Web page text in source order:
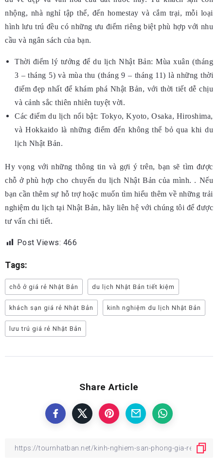
nhộng, nhà nghỉ tập thể, đến homestay và cắm trại, mỗi loại
hình lưu trú đều có những ưu điểm riêng biệt phù hợp với nhu
cầu và ngân sách của bạn.
Thời điểm lý tưởng để du lịch Nhật Bản: Mùa xuân (tháng
3 – tháng 5) và mùa thu (tháng 9 – tháng 11) là những thời
điểm đẹp nhất để khám phá Nhật Bản, với thời tiết dễ chịu
và cảnh sắc thiên nhiên tuyệt vời.
Các điểm du lịch nổi bật: Tokyo, Kyoto, Osaka, Hiroshima,
và Hokkaido là những điểm đến không thể bỏ qua khi du
lịch Nhật Bản.
Hy vọng với những thông tin và gợi ý trên, bạn sẽ tìm được
chỗ ở phù hợp cho chuyến du lịch Nhật Bản của mình. . Nếu
bạn cần thêm sự hỗ trợ hoặc muốn tìm hiểu thêm về những trải
nghiệm du lịch tại Nhật Bản, hãy liên hệ với chúng tôi để được
tư vấn chi tiết.
Post Views: 466
Tags:
chỗ ở giá rẻ Nhật Bản du lịch Nhật Bản tiết kiệm
khách sạn giá rẻ Nhật Bản kinh nghiệm du lịch Nhật Bản
lưu trú giá rẻ Nhật Bản
Share Article